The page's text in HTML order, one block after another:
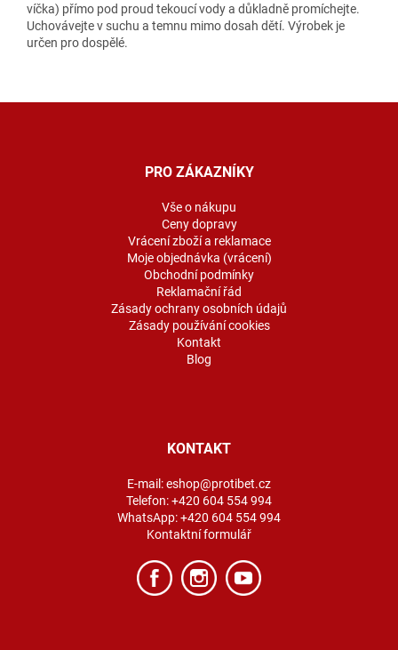
víčka) přímo pod proud tekoucí vody a důkladně promíchejte.
Uchovávejte v suchu a temnu mimo dosah dětí. Výrobek je
určen pro dospělé.
PRO ZÁKAZNÍKY
Vše o nákupu
Ceny dopravy
Vrácení zboží a reklamace
Moje objednávka (vrácení)
Obchodní podmínky
Reklamační řád
Zásady ochrany osobních údajů
Zásady používání cookies
Kontakt
Blog
KONTAKT
E-mail:eshop@protibet.cz
Telefon:+420 604 554 994
WhatsApp:+420 604 554 994
Kontaktní formulář